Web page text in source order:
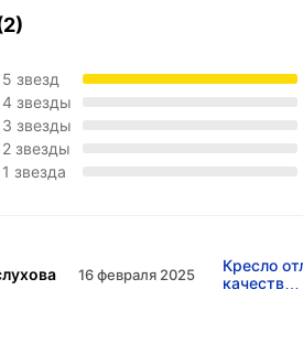
5 звезд
4 звезды
3 звезды
2 звезды
1 звезда
16 февраля 2025
Кресло
качеств…